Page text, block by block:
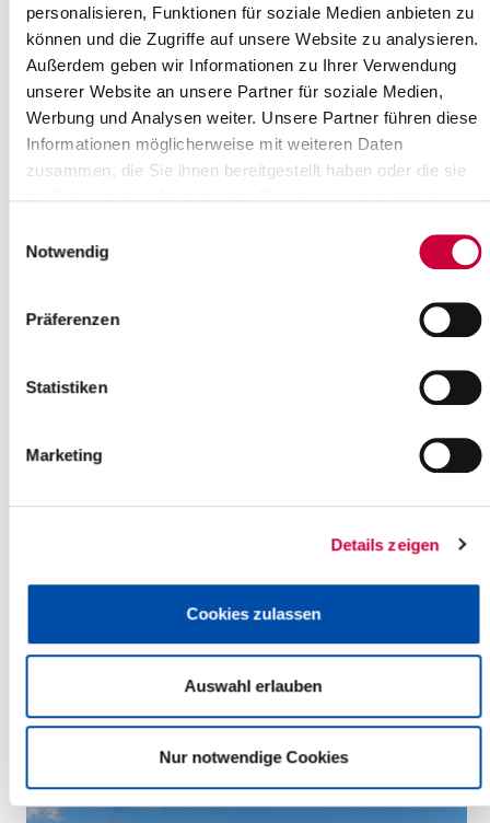
personalisieren, Funktionen für soziale Medien anbieten zu
können und die Zugriffe auf unsere Website zu analysieren.
Außerdem geben wir Informationen zu Ihrer Verwendung
unserer Website an unsere Partner für soziale Medien,
Werbung und Analysen weiter. Unsere Partner führen diese
Informationen möglicherweise mit weiteren Daten
zusammen, die Sie ihnen bereitgestellt haben oder die sie
Notwendig
Präferenzen
Statistiken
Marketing
Details zeigen
Cookies zulassen
Auswahl erlauben
Nur notwendige Cookies
Montag, 22.06.2026
16:00 Uhr - 18:00 Uhr, Itzehoe
Informationstermin Freiwilligenforum Itzehoe e.V.
(Stadtbibliothek Itzehoe)
Itzehoe
17:00 Uhr - 19:00 Uhr, Itzehoe